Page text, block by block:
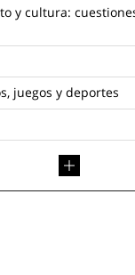
y cultura:
juegos y deportes